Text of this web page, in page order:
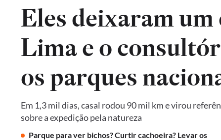
Eles deixaram
Lima e o
os parques
Em 1,3 mil dias, casal rodou 90 mil km e virou
sobre a expedição pela natureza
Parque para ver bichos? Curtir cachoeira? Levar os